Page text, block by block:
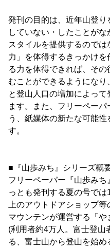
発刊の目的は、近年山登
していない・したことが
スタイルを提供するので
力」を体得するきっかけを
る力を体得できれば、そ
むことができるようにな
と登山人口の増加によっ
ます。また、フリーペー
う、紙媒体の新たな可能
す。
■『山歩みち』シリーズ概
フリーペーパー『山歩み
っとも発刊する夏の号で
上のアウトドアショップ
マウンテンが運営する「や
(利用者約4万人。富士登山
る、富士山から登山を始